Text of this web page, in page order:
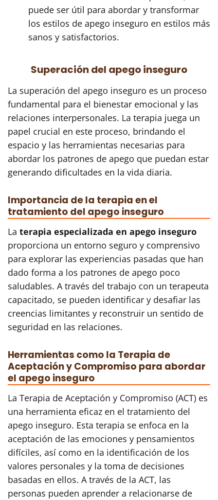
puede ser útil para abordar y transformar
los estilos de apego inseguro en estilos más
sanos y satisfactorios.
Superación del apego inseguro
La superación del apego inseguro es un proceso
fundamental para el bienestar emocional y las
relaciones interpersonales. La terapia juega un
papel crucial en este proceso, brindando el
espacio y las herramientas necesarias para
abordar los patrones de apego que puedan estar
generando dificultades en la vida diaria.
Importancia de la terapia en el
tratamiento del apego inseguro
La terapia especializada en apego inseguro
proporciona un entorno seguro y comprensivo
para explorar las experiencias pasadas que han
dado forma a los patrones de apego poco
saludables. A través del trabajo con un terapeuta
capacitado, se pueden identificar y desafiar las
creencias limitantes y reconstruir un sentido de
seguridad en las relaciones.
Herramientas como la Terapia de
Aceptación y Compromiso para abordar
el apego inseguro
La Terapia de Aceptación y Compromiso (ACT) es
una herramienta eficaz en el tratamiento del
apego inseguro. Esta terapia se enfoca en la
aceptación de las emociones y pensamientos
difíciles, así como en la identificación de los
valores personales y la toma de decisiones
basadas en ellos. A través de la ACT, las
personas pueden aprender a relacionarse de